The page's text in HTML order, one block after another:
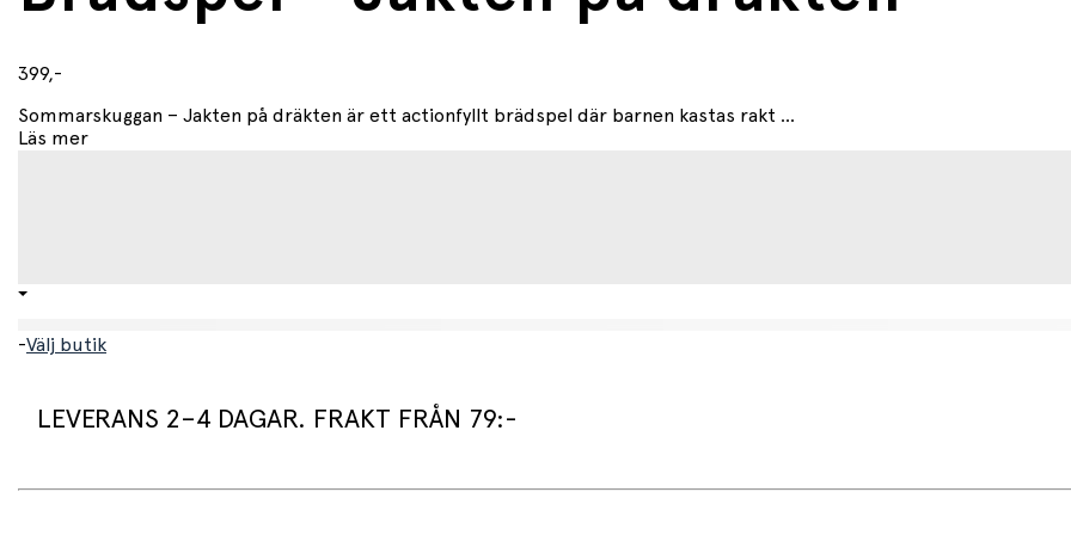
399,-
Sommarskuggan – Jakten på dräkten är ett actionfyllt brädspel där barnen kastas rakt ...
Läs mer
-Välj butik
LEVERANS 2–4 DAGAR. FRAKT FRÅN 79:-